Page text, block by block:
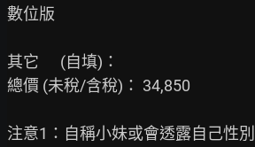
數位版
其它      (自填)：
總價 (未稅/含稅)： 34,850
注意1：自稱小妹或會透露自己性